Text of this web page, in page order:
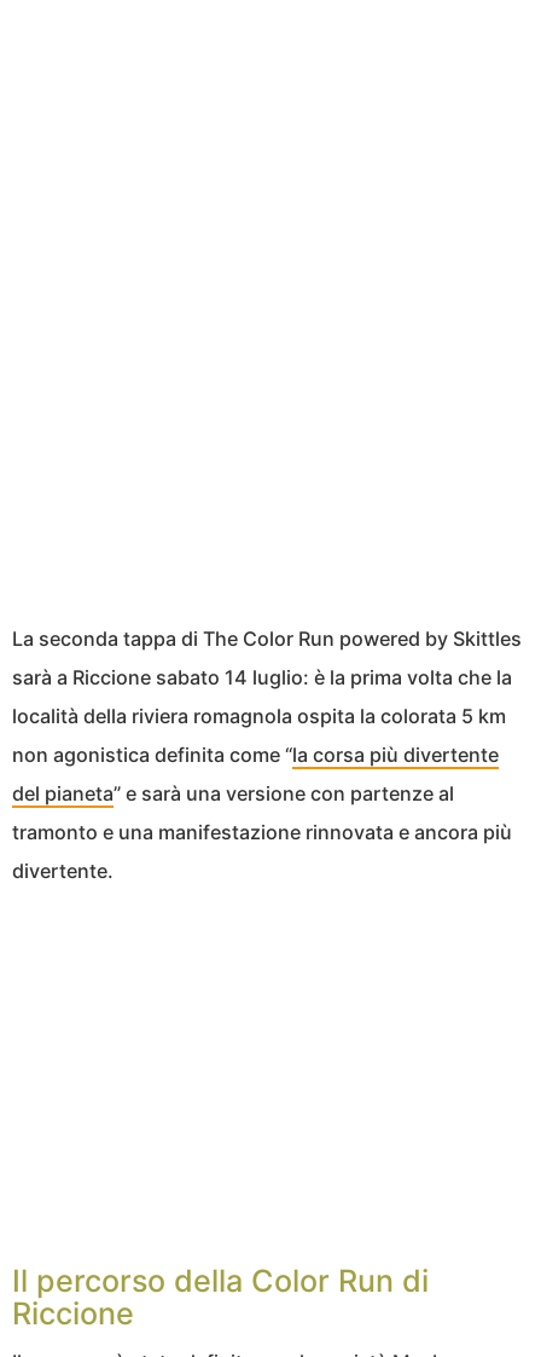
La seconda tappa di The Color Run powered by Skittles
sarà a Riccione sabato 14 luglio: è la prima volta che la
località della riviera romagnola ospita la colorata 5 km
non agonistica definita come “la corsa più divertente
del pianeta” e sarà una versione con partenze al
tramonto e una manifestazione rinnovata e ancora più
divertente.
Il percorso della Color Run di
Riccione